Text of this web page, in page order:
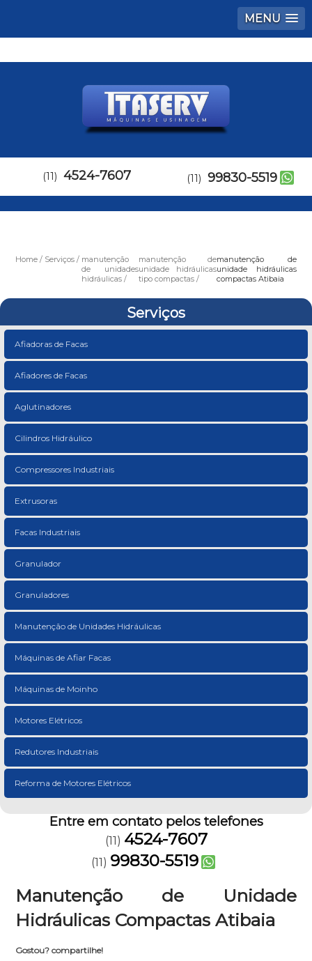
MENU
(11) 4524-7607 (11) 99830-5519
Home Serviços
manutenção
de unidades
hidráulicas
manutenção de
unidade hidráulicas
tipo compactas
manutenção de
unidade hidráulicas
compactas Atibaia
Serviços
Afiadoras de Facas
Afiadores de Facas
Aglutinadores
Cilindros Hidráulico
Compressores Industriais
Extrusoras
Facas Industriais
Granulador
Granuladores
Manutenção de Unidades Hidráulicas
Máquinas de Afiar Facas
Máquinas de Moinho
Motores Elétricos
Redutores Industriais
Reforma de Motores Elétricos
Entre em contato pelos telefones
(11) 4524-7607
(11) 99830-5519
Manutenção de Unidade
Hidráulicas Compactas Atibaia
Gostou? compartilhe!